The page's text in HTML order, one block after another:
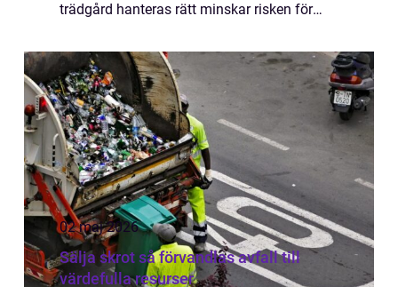
trädgård hanteras rätt minskar risken för
I en stad som Västerås, med va...
02 maj 2026
Sälja skrot så förvandlas avfall till
värdefulla resurser